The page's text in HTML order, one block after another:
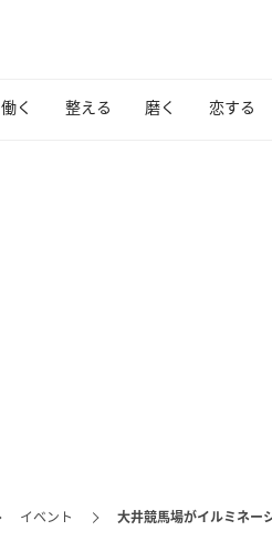
働く 整える 磨く 恋する
イベント 大井競馬場がイルミネー